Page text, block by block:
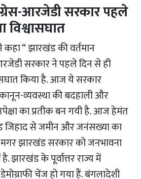
आरजेडी सरकार पहले
विश्वासघात
“ झारखंड की वर्तमान
सरकार ने पहले दिन से ही
किया है. आज ये सरकार
कानून-व्यवस्था की बदहाली और
का प्रतीक बन गयी है. आज हेमंत
जिहाद से जमीन और जनंसख्या का
झारखंड सरकार को जनभावना
झारखंड के पूर्वात्तर राज्य में
चेंज हो गया हैं. बंगलादेशी